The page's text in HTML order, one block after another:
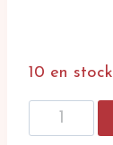
10 en stock
quantité